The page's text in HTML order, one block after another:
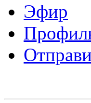
Эфир